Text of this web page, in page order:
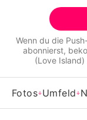
Wenn du die
abonnierst,
(Love Island)
Fotos Umfeld